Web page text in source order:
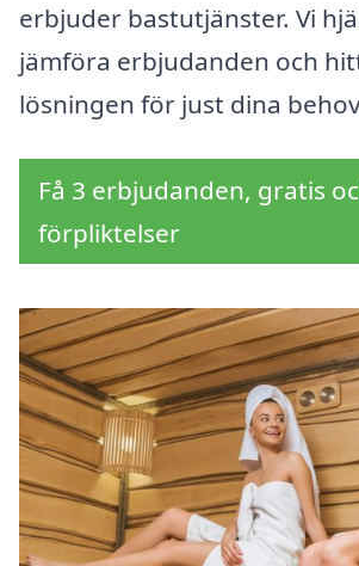
erbjuder bastutjänster. Vi
jämföra erbjudanden och
lösningen för just dina
Få 3 erbjudanden, gratis
förpliktelser